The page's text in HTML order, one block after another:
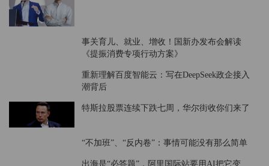
全面拆解！梁文锋和王兴兴背后的底层逻辑
事关育儿、就业、增收！国新办发布会解读
《提振消费专项行动方案》
重新理解百度智能云：写在DeepSeek政企接入
潮背后